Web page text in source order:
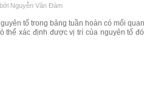
Nguyễn Văn Đàm
tố trong bảng tuần hoàn có mối
thể xác định được vị trí của nguyên tố